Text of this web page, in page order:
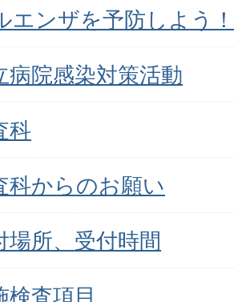
エンザを予防しよう
病院感染対策活動
科
科からのお願い
場所、受付時間
検査項目